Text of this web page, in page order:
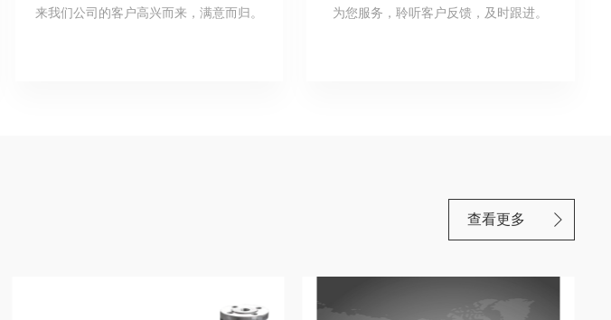
来我们公司的客户高兴而来，满意而归。
为您服务，聆听客户反馈，及时跟进。
查看更多